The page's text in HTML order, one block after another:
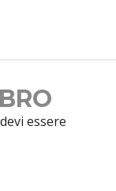
essere